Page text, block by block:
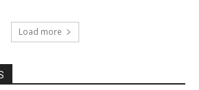
Load more